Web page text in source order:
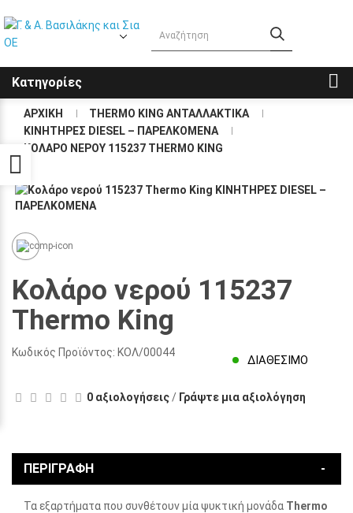
Κατηγορίες
ΑΡΧΙΚΉ
THERMO KING ΑΝΤΑΛΛΑΚΤΙΚΑ
KΙΝΗΤΗΡΕΣ DIESEL – ΠΑΡΕΛΚΟΜΕΝΑ
ΚΟΛΆΡΟ ΝΕΡΟΎ 115237 THERMO KING
Κολάρο νερού 115237
Thermo King
Κωδικός Προϊόντος: ΚΟΛ/00044
ΔΙΑΘΈΣΙΜΟ
0 αξιολογήσεις/ Γράψτε μια αξιολόγηση
ΠΕΡΙΓΡΑΦΉ
Τα εξαρτήματα που συνθέτουν μία ψυκτική μονάδα Thermo
Προσβασιμότητα